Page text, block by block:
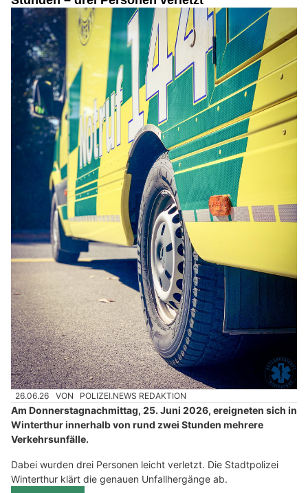
26.06.26 VON POLIZEI.NEWS REDAKTION
Am Donnerstagnachmittag, 25. Juni 2026, ereigneten sich in
Winterthur innerhalb von rund zwei Stunden mehrere
Verkehrsunfälle.
Dabei wurden drei Personen leicht verletzt. Die Stadtpolizei
Winterthur klärt die genauen Unfallhergänge ab.